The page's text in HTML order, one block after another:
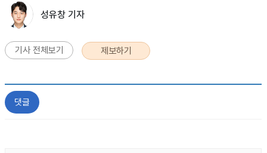
성유창 기자
기사 전체보기 제보하기
댓글